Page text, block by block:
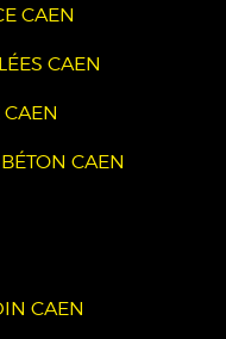
CAEN
CAEN
CAEN
CAEN